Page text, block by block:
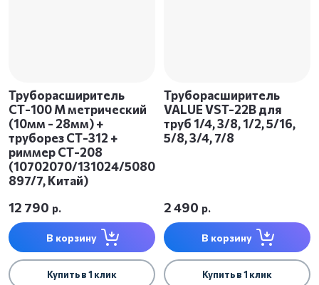
Труборасширитель
СТ-100 М метрический
(10мм - 28мм) +
труборез СТ-312 +
риммер СТ-208
(10702070/131024/5080
897/7, Китай)
12 790 р.
В корзину
Купить в 1 клик
Труборасширитель
VALUE VST-22B для
труб 1/4, 3/8, 1/2, 5/16,
5/8, 3/4, 7/8
2 490 р.
В корзину
Купить в 1 клик